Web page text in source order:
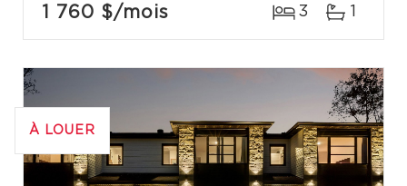
1 760 $/mois 3 1
À LOUER